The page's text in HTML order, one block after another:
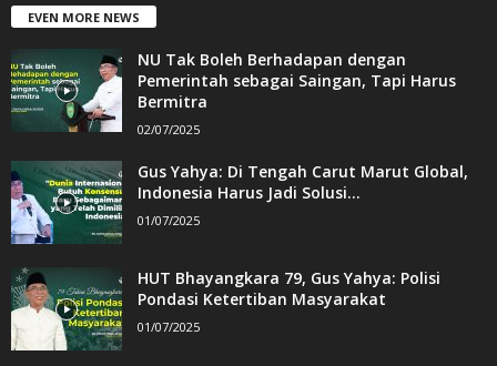
EVEN MORE NEWS
NU Tak Boleh Berhadapan dengan
Pemerintah sebagai Saingan, Tapi Harus
Bermitra
02/07/2025
Gus Yahya: Di Tengah Carut Marut Global,
Indonesia Harus Jadi Solusi...
01/07/2025
HUT Bhayangkara 79, Gus Yahya: Polisi
Pondasi Ketertiban Masyarakat
01/07/2025